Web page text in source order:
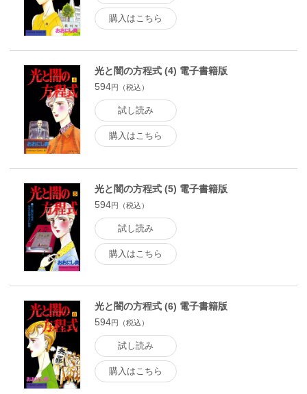
購入はこちら
光と闇の方程式 (4) 電子書籍版
594円（税込）
試し読み
購入はこちら
光と闇の方程式 (5) 電子書籍版
594円（税込）
試し読み
購入はこちら
光と闇の方程式 (6) 電子書籍版
594円（税込）
試し読み
購入はこちら